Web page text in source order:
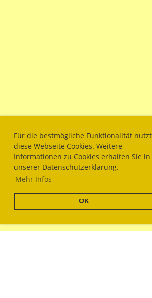
Für die bestmögliche Funktionalität nutzt
diese Webseite Cookies. Weitere
Informationen zu Cookies erhalten Sie in
unserer Datenschutzerklärung.
Mehr Infos
OK